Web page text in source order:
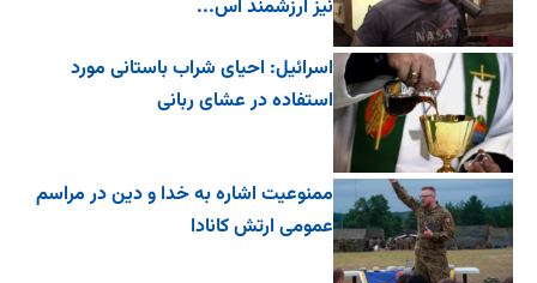
نیز ارزشمند اس...
اسرائیل: احیای شراب باستانی مورد
استفاده در عشای ربانی
ممنوعیت اشاره به خدا و دین در مراسم
عمومی ارتش کانادا